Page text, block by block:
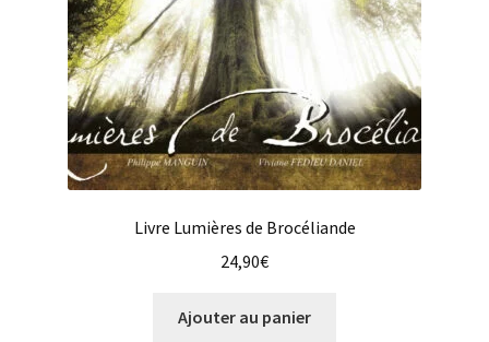
Livre Lumières de Brocéliande
24,90€
Ajouter au panier